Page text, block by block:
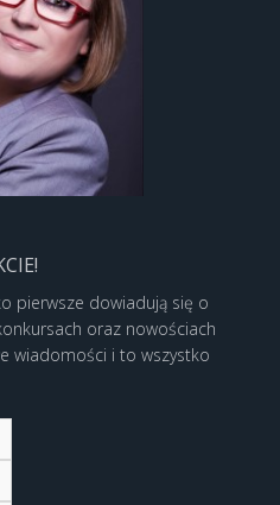
pierwsze dowiadują się o
oraz nowościach
wiadomości i to wszystko